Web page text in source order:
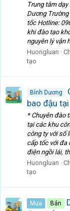
Trung tâm
Dương
tốc Hotline:
khi đào tạo
nguyên lý vận
Huongluan
tạo
Bình Dương
bao đậu
* Chuyên đào
tại các khu
công ty với số
cấp tốc với đa
điện ngồi lái,
Huongluan
tạo
Mua Bán